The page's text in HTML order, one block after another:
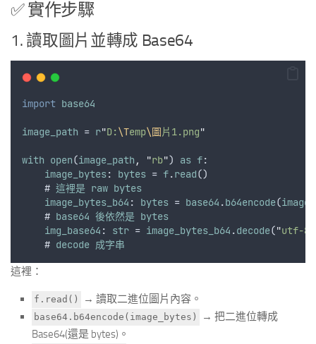
✅ 實作步驟
1. 讀取圖片並轉成 Base64
import base64
image_path = r"D:\Temp\圖片1.png"
with open(image_path , "rb") as f:
image_bytes: bytes = f.read
    #
這裡是 raw bytes
image_bytes_b64 : bytes = base64 .b64encode(
    #
base64 後依然是 bytes
img_base64 : str = image_bytes_b64 .decode("utf-8
    #
decode 成字串
這裡：
f.read() → 讀取二進位圖片內容。
base64.b64encode(image_bytes)
→ 把二進位轉成
Base64(還是 bytes)。